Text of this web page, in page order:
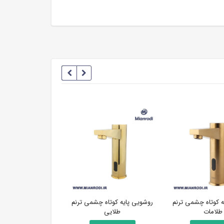
کوتاه چشمی ترنم
طلامات
روشویی پایه کوتاه چشمی ترنم
طلایی